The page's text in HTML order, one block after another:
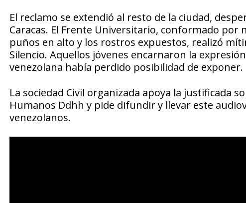
El reclamo se extendió al resto de la ciudad,
Caracas. El Frente Universitario, conformado por
puños en alto y los rostros expuestos, realizó
Silencio. Aquellos jóvenes encarnaron la
venezolana había perdido posibilidad de exponer.
La sociedad Civil organizada apoya la justificada
Humanos Ddhh y pide difundir y llevar este
venezolanos.